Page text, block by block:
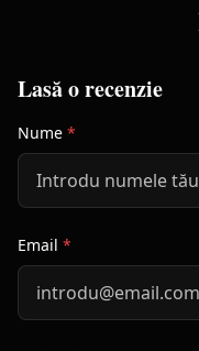
Lasă o recenzie
Nume *
Email *